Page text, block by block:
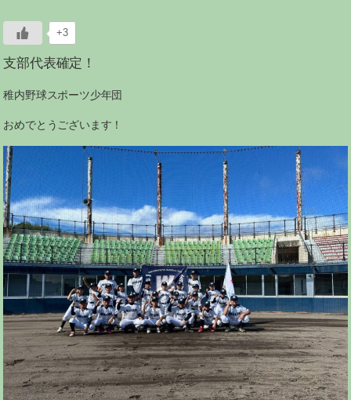
+3
支部代表確定！
稚内野球スポーツ少年団
おめでとうございます！